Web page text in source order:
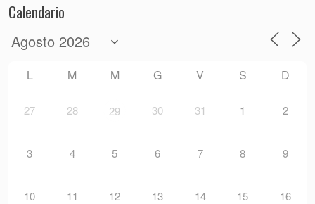
Calendario
L M M G V S D
27 28 29 30 31 1 2
3 4 5 6 7 8 9
10 11 12 13 14 15 16